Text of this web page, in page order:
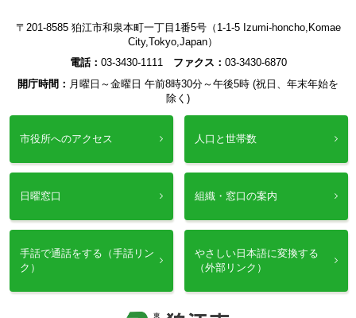
〒201-8585 狛江市和泉本町一丁目1番5号（1-1-5 Izumi-honcho,Komae
City,Tokyo,Japan）
電話： 03-3430-1111 ファクス： 03-3430-6870
開庁時間： 月曜日～金曜日 午前8時30分～午後5時 (祝日、年末年始を
除く)
市役所へのアクセス 人口と世帯数
日曜窓口 組織・窓口の案内
手話で通話をする（手話リン
ク）
やさしい日本語に変換する
（外部リンク）